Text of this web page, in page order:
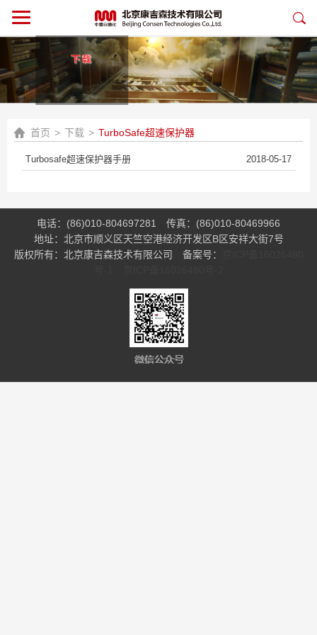
首页 > 下载 > TurboSafe超速保护器
Turbosafe超速保护器手册 2018-05-17
电话：(86)010-804697281
传真：(86)010-80469966
地址：北京市顺义区天竺空港经济开发区B区安祥大街7号
版权所有：北京康吉森技术有限公司
备案号：